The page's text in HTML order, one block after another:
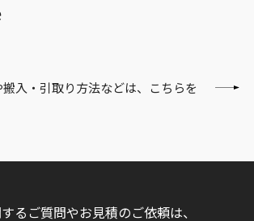
入・引取り方法などは、こちらを
るご質問やお見積のご依頼は、